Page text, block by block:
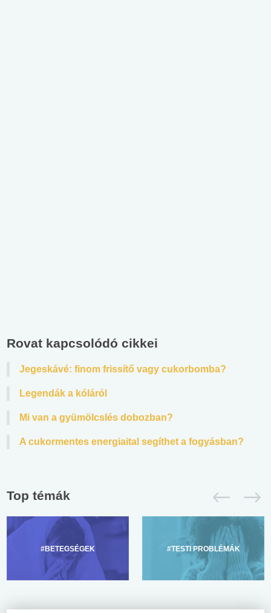
Rovat kapcsolódó cikkei
Jegeskávé: finom frissítő vagy cukorbomba?
Legendák a kóláról
Mi van a gyümölcslés dobozban?
A cukormentes energiaital segíthet a fogyásban?
Top témák
#BETEGSÉGEK #TESTI PROBLÉMÁK